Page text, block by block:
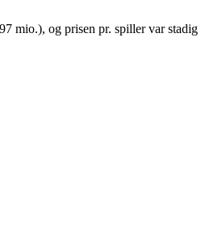
mio.), og prisen pr. spiller var stadig